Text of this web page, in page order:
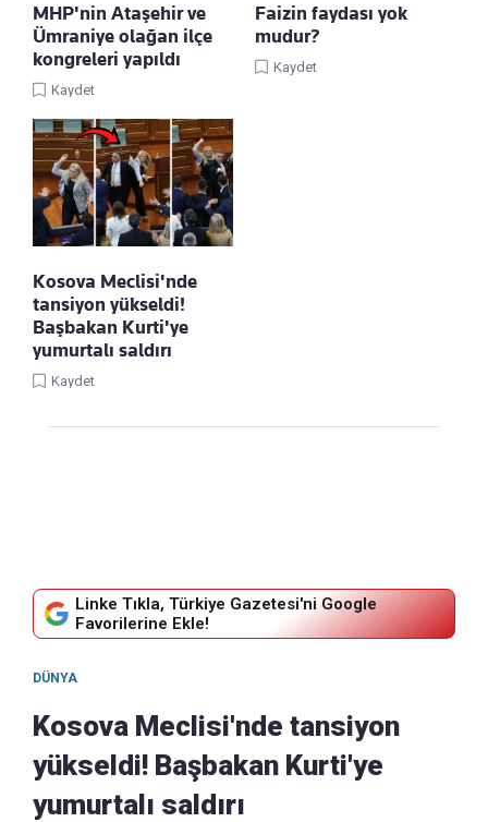
MHP'nin Ataşehir ve
Ümraniye olağan ilçe
kongreleri yapıldı
Kaydet
Faizin faydası yok
mudur?
Kaydet
Kosova Meclisi'nde
tansiyon yükseldi!
Başbakan Kurti'ye
yumurtalı saldırı
Kaydet
Linke Tıkla, Türkiye Gazetesi'ni Google
Favorilerine Ekle!
DÜNYA
Kosova Meclisi'nde tansiyon
yükseldi! Başbakan Kurti'ye
yumurtalı saldırı